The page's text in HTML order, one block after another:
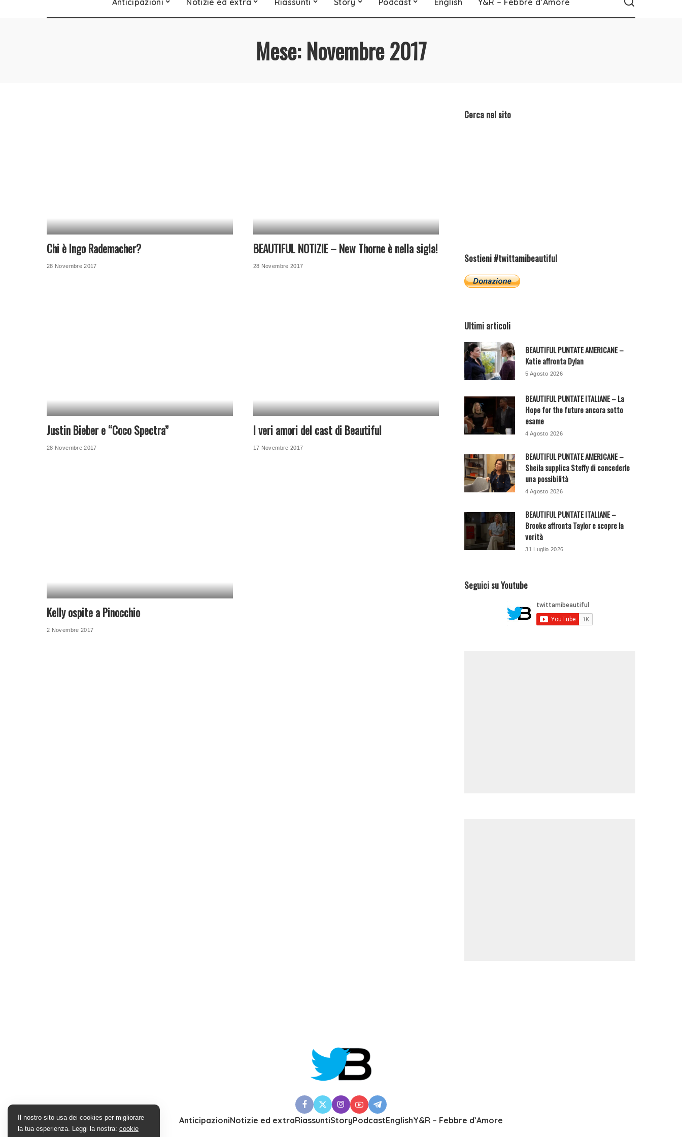
Anticipazioni Notizie ed extra Riassunti Story Podcast English Y&R – Febbre d’Amore
Mese:Novembre 2017
Chi è Ingo Rademacher?
28 Novembre 2017
BEAUTIFUL NOTIZIE – New Thorne è nella sigla!
28 Novembre 2017
Justin Bieber e “Coco Spectra”
28 Novembre 2017
I veri amori del cast di Beautiful
17 Novembre 2017
Kelly ospite a Pinocchio
2 Novembre 2017
Cerca nel sito
Sostieni #twittamibeautiful
Ultimi articoli
BEAUTIFUL PUNTATE AMERICANE –
Katie affronta Dylan
5 Agosto 2026
BEAUTIFUL PUNTATE ITALIANE – La
Hope for the future ancora sotto
esame
4 Agosto 2026
BEAUTIFUL PUNTATE AMERICANE –
Sheila supplica Steffy di concederle
una possibilità
4 Agosto 2026
BEAUTIFUL PUNTATE ITALIANE –
Brooke affronta Taylor e scopre la
verità
31 Luglio 2026
Seguici su Youtube
AnticipazioniNotizie ed extraRiassuntiStoryPodcastEnglishY&R – Febbre d’Amore
Il nostro sito usa dei cookies per migliorare
la tua esperienza. Leggi la nostra: cookie